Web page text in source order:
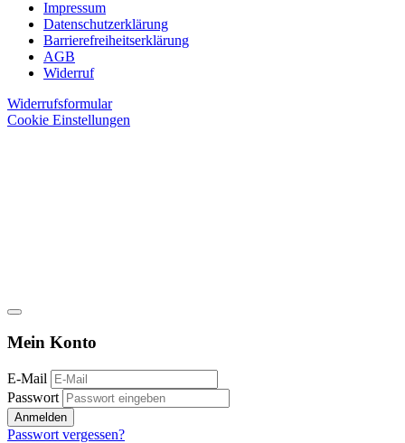
Impressum
Datenschutzerklärung
Barrierefreiheitserklärung
AGB
Widerruf
Widerrufsformular
Cookie Einstellungen
Mein Konto
E-Mail
Passwort
Anmelden
Passwort vergessen?